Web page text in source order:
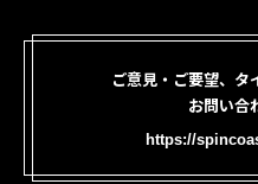
ご意見・ご要望、タ
お問い合
https://